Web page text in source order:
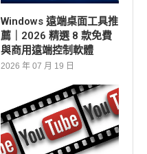
Windows 遠端桌面工具推
薦｜2026 精選 8 款免費
與商用遠端控制軟體
2026 年 07 月 19 日